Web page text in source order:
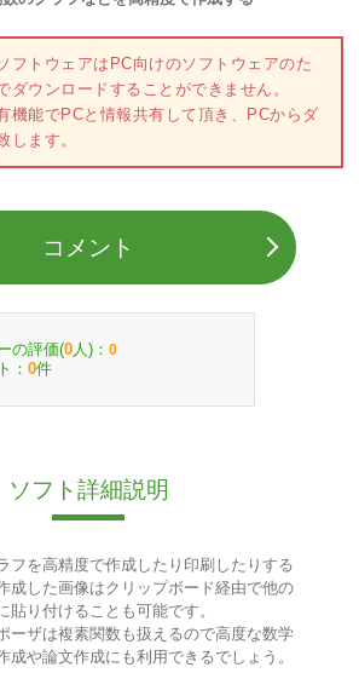
フトウェアはPC向けのソフトウェアのた
ダウンロードすることができません。
機能でPCと情報共有して頂き、PCからダ
します。
コメント
の評価(0 人)： 0
： 0件
ソフト詳細説明
フを高精度で作成したり印刷したりする
成した画像はクリップボード経由で他の
貼り付けることも可能です。
ーザは複素関数も扱えるので高度な数学
成や論文作成にも利用できるでしょう。